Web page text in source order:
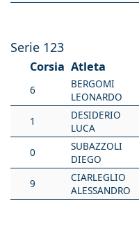
Serie 123
Corsia Atleta
6
BERGOMI
LEONARDO
1
DESIDERIO
LUCA
0
SUBAZZOLI
DIEGO
9
CIARLEGLIO
ALESSANDRO